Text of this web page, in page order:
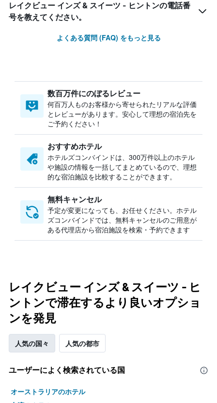
レイクビュー インズ & スイーツ - ヒントンの電話番
号を教えてください。
よくある質問 (FAQ) をもっと見る
数百万件にのぼるレビュー
何百万人ものお客様から寄せられたリアルな評価
とレビューがあります。安心して理想の宿泊先を
ご予約ください！
おすすめホテル
ホテルズコンバインドは、300万件以上のホテル
や施設の情報を一括してまとめているので、理想
的な宿泊施設を比較することができます。
無料キャンセル
予定が変更になっても、お任せください。ホテル
ズコンバインドでは、無料キャンセルのご用意が
ある代理店から宿泊施設を検索・予約できます
レイクビュー インズ & スイーツ - ヒ
ントンで滞在するより良いオプショ
ンを発見
人気の国々 人気の都市
ユーザーによく検索されている国
オーストラリアのホテル